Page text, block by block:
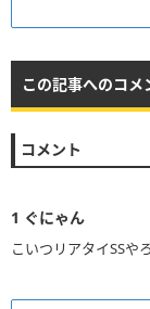
この記事へのコメ
コメント
1 ぐにゃん
こいつリアタイSSやろ